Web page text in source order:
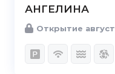
АНГЕЛИНА
Открытие август